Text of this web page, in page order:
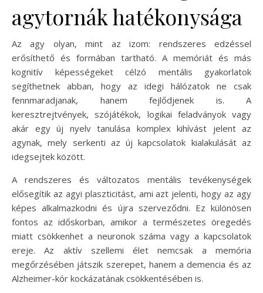
agytornák hatékonysága
Az agy olyan, mint az izom: rendszeres edzéssel
erősíthető és formában tartható. A memóriát és más
kognitív képességeket célzó mentális gyakorlatok
segíthetnek abban, hogy az idegi hálózatok ne csak
fennmaradjanak, hanem fejlődjenek is. A
keresztrejtvények, szójátékok, logikai feladványok vagy
akár egy új nyelv tanulása komplex kihívást jelent az
agynak, mely serkenti az új kapcsolatok kialakulását az
idegsejtek között.
A rendszeres és változatos mentális tevékenységek
elősegítik az agyi plaszticitást, ami azt jelenti, hogy az agy
képes alkalmazkodni és újra szerveződni. Ez különösen
fontos az időskorban, amikor a természetes öregedés
miatt csökkenhet a neuronok száma vagy a kapcsolatok
ereje. Az aktív szellemi élet nemcsak a memória
megőrzésében játszik szerepet, hanem a demencia és az
Alzheimer-kór kockázatának csökkentésében is.